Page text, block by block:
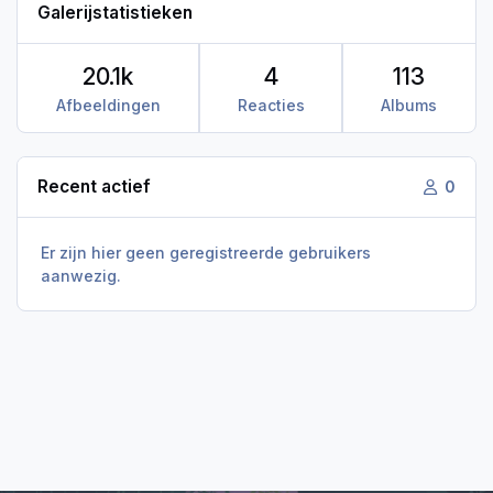
Galerijstatistieken
Afbeeldingen
20.1k
Reacties
4
Albums
113
Recent actief 0
Er zijn hier geen geregistreerde gebruikers
aanwezig.